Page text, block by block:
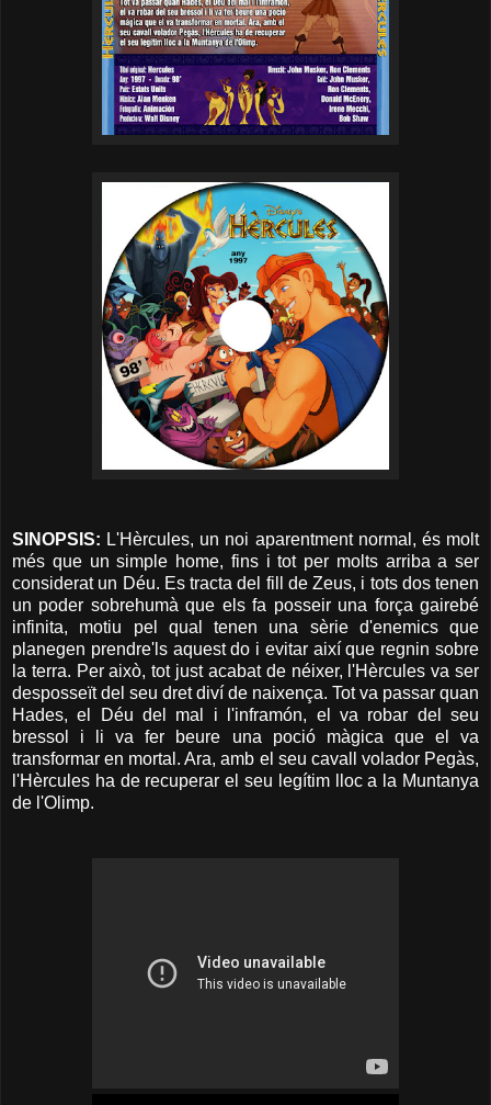
SINOPSIS: L'Hèrcules, un noi aparentment normal, és molt
més que un simple home, fins i tot per molts arriba a ser
considerat un Déu. Es tracta del fill de Zeus, i tots dos tenen
un poder sobrehumà que els fa posseir una força gairebé
infinita, motiu pel qual tenen una sèrie d'enemics que
planegen prendre'ls aquest do i evitar així que regnin sobre
la terra. Per això, tot just acabat de néixer, l'Hèrcules va ser
desposseït del seu dret diví de naixença. Tot va passar quan
Hades, el Déu del mal i l'inframón, el va robar del seu
bressol i li va fer beure una poció màgica que el va
transformar en mortal. Ara, amb el seu cavall volador Pegàs,
l'Hèrcules ha de recuperar el seu legítim lloc a la Muntanya
de l'Olimp.